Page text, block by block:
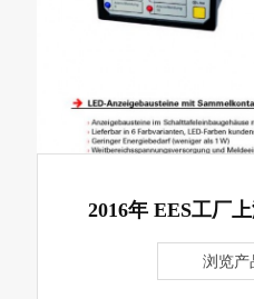
2016年 EES工厂
浏览产